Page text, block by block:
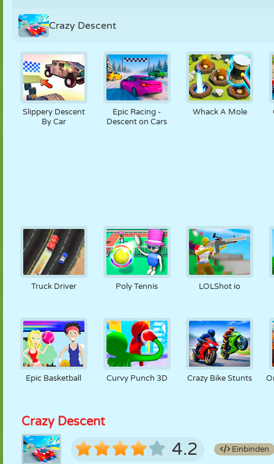
Crazy Descent
Slippery Descent
By Car
Epic Racing -
Descent on Cars
Whack A Mole
Truck Driver Poly Tennis LOLShot io
Epic Basketball Curvy Punch 3D Crazy Bike Stunts
Crazy Descent
4.2 Einbinden